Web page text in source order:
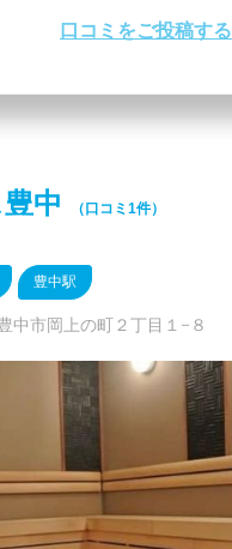
口コミをご投稿する
中 （口コミ1件）
豊中駅
中市岡上の町２丁目１−８